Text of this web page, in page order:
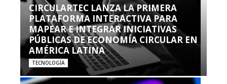
CIRCULARTEC LANZA LA PRIMERA
PLATAFORMA INTERACTIVA PARA
MAPEAR E INTEGRAR INICIATIVAS
PÚBLICAS DE ECONOMÍA CIRCULAR EN
AMÉRICA LATINA
TECNOLOGÍA